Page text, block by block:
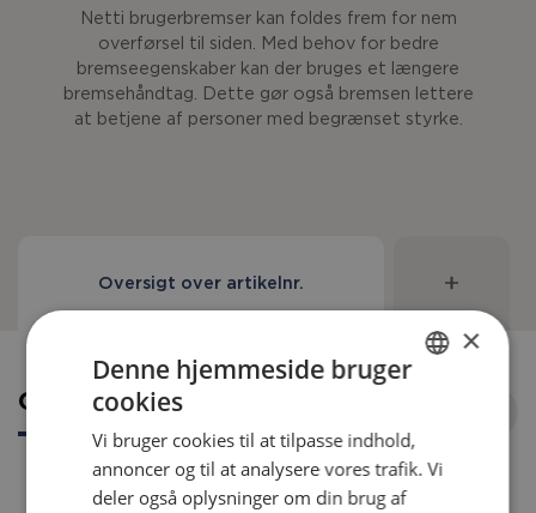
Netti brugerbremser kan foldes frem for nem
overførsel til siden. Med behov for bedre
bremseegenskaber kan der bruges et længere
bremsehåndtag. Dette gør også bremsen lettere
at betjene af personer med begrænset styrke.
Oversigt over artikelnr.
Oversigt over artikelnr.
DANISH
FRENCH
×
Denne hjemmeside bruger
cookies
Vi bruger cookies til at tilpasse indhold,
annoncer og til at analysere vores trafik. Vi
deler også oplysninger om din brug af